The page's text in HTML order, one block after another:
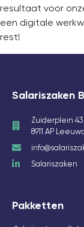
resultaat voor
een digitale
rest!
Salariszaken
Zuiderplein 43
8911 AP
Salariszaken
Pakketten